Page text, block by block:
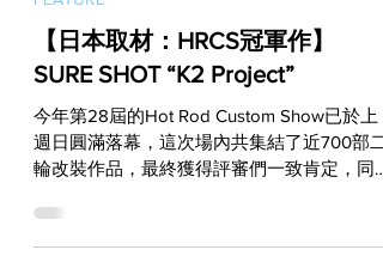
FEATURE
【日本取材：HRCS冠軍作】
SURE SHOT “K2 Project”
今年第28屆的Hot Rod Custom Show已於上
週日圓滿落幕，這次場內共集結了近700部二
輪改裝作品，最終獲得評審們一致肯定，同時